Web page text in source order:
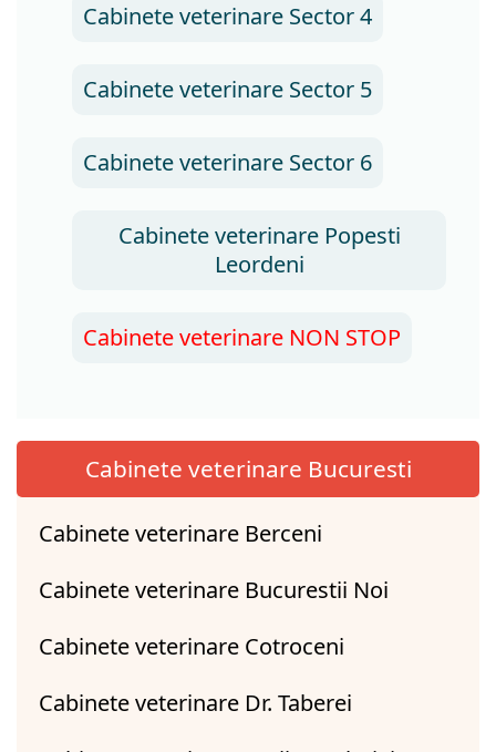
Cabinete veterinare Sector 4
Cabinete veterinare Sector 5
Cabinete veterinare Sector 6
Cabinete veterinare Popesti
Leordeni
Cabinete veterinare NON STOP
Cabinete veterinare Bucuresti
Cabinete veterinare Berceni
Cabinete veterinare Bucurestii Noi
Cabinete veterinare Cotroceni
Cabinete veterinare Dr. Taberei